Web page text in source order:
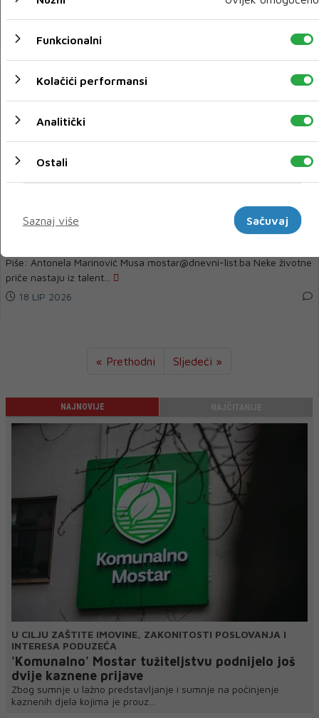
Mostar u utorak 23. lipnja, od...
Od Ljubuškog do Sarajevske filharmonije: Priča o
Piše: Antonela Marinović Musa mostar@dnevni-list.ba Neke životne
priče nastaju iz talent...
18 LIP 2026
« Prethodni Sljedeći »
NAJNOVIJE
U CILJU ZAŠTITE IMOVINE, ZAKONITOSTI POSLOVANJA I
INTERESA PODUZEĆA
'Komunalno' Mostar tužiteljstvu podnijelo još
dvije kaznene prijave
Zbog sumnje u lažno predstavljanje i sumnje na počinjenje
kaznenih djela kojima je prouz...
Funkcionalni
Kolačići performansi
Analitički
Ostali
Saznaj više
Sačuvaj